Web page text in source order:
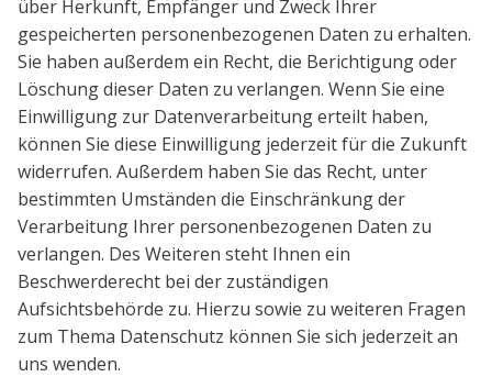
über Herkunft, Empfänger und Zweck Ihrer
gespeicherten personenbezogenen Daten zu erhalten.
Sie haben außerdem ein Recht, die Berichtigung oder
Löschung dieser Daten zu verlangen. Wenn Sie eine
Einwilligung zur Datenverarbeitung erteilt haben,
können Sie diese Einwilligung jederzeit für die Zukunft
widerrufen. Außerdem haben Sie das Recht, unter
bestimmten Umständen die Einschränkung der
Verarbeitung Ihrer personenbezogenen Daten zu
verlangen. Des Weiteren steht Ihnen ein
Beschwerderecht bei der zuständigen
Aufsichtsbehörde zu. Hierzu sowie zu weiteren Fragen
zum Thema Datenschutz können Sie sich jederzeit an
uns wenden.